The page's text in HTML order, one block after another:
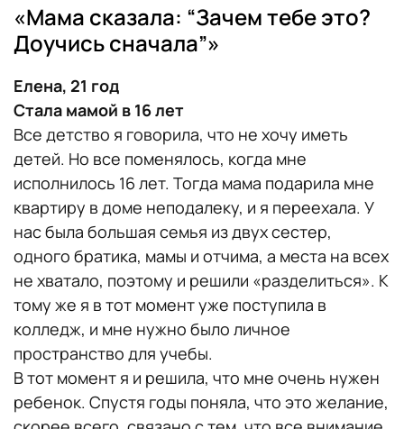
«Мама сказала: “Зачем тебе это?
Доучись сначала”»
Елена, 21 год
Стала мамой в 16 лет
Все детство я говорила, что не хочу иметь
детей. Но все поменялось, когда мне
исполнилось 16 лет. Тогда мама подарила мне
квартиру в доме неподалеку, и я переехала. У
нас была большая семья из двух сестер,
одного братика, мамы и отчима, а места на всех
не хватало, поэтому и решили «разделиться». К
тому же я в тот момент уже поступила в
колледж, и мне нужно было личное
пространство для учебы.
В тот момент я и решила, что мне очень нужен
ребенок. Спустя годы поняла, что это желание,